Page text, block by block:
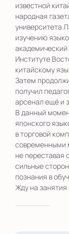
известной
народная
университета
изучению
Институте
китайскому
Затем
получил
арсенал ещё и
В данный
японского
в торговой
современными
не переставая
сильные
познания в
Жду на занятия